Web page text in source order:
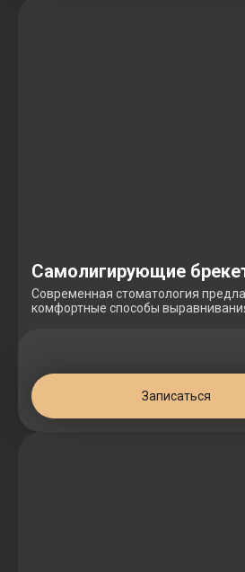
Самолигирующие
Современная стоматология
комфортные способы выравнивания
Записаться